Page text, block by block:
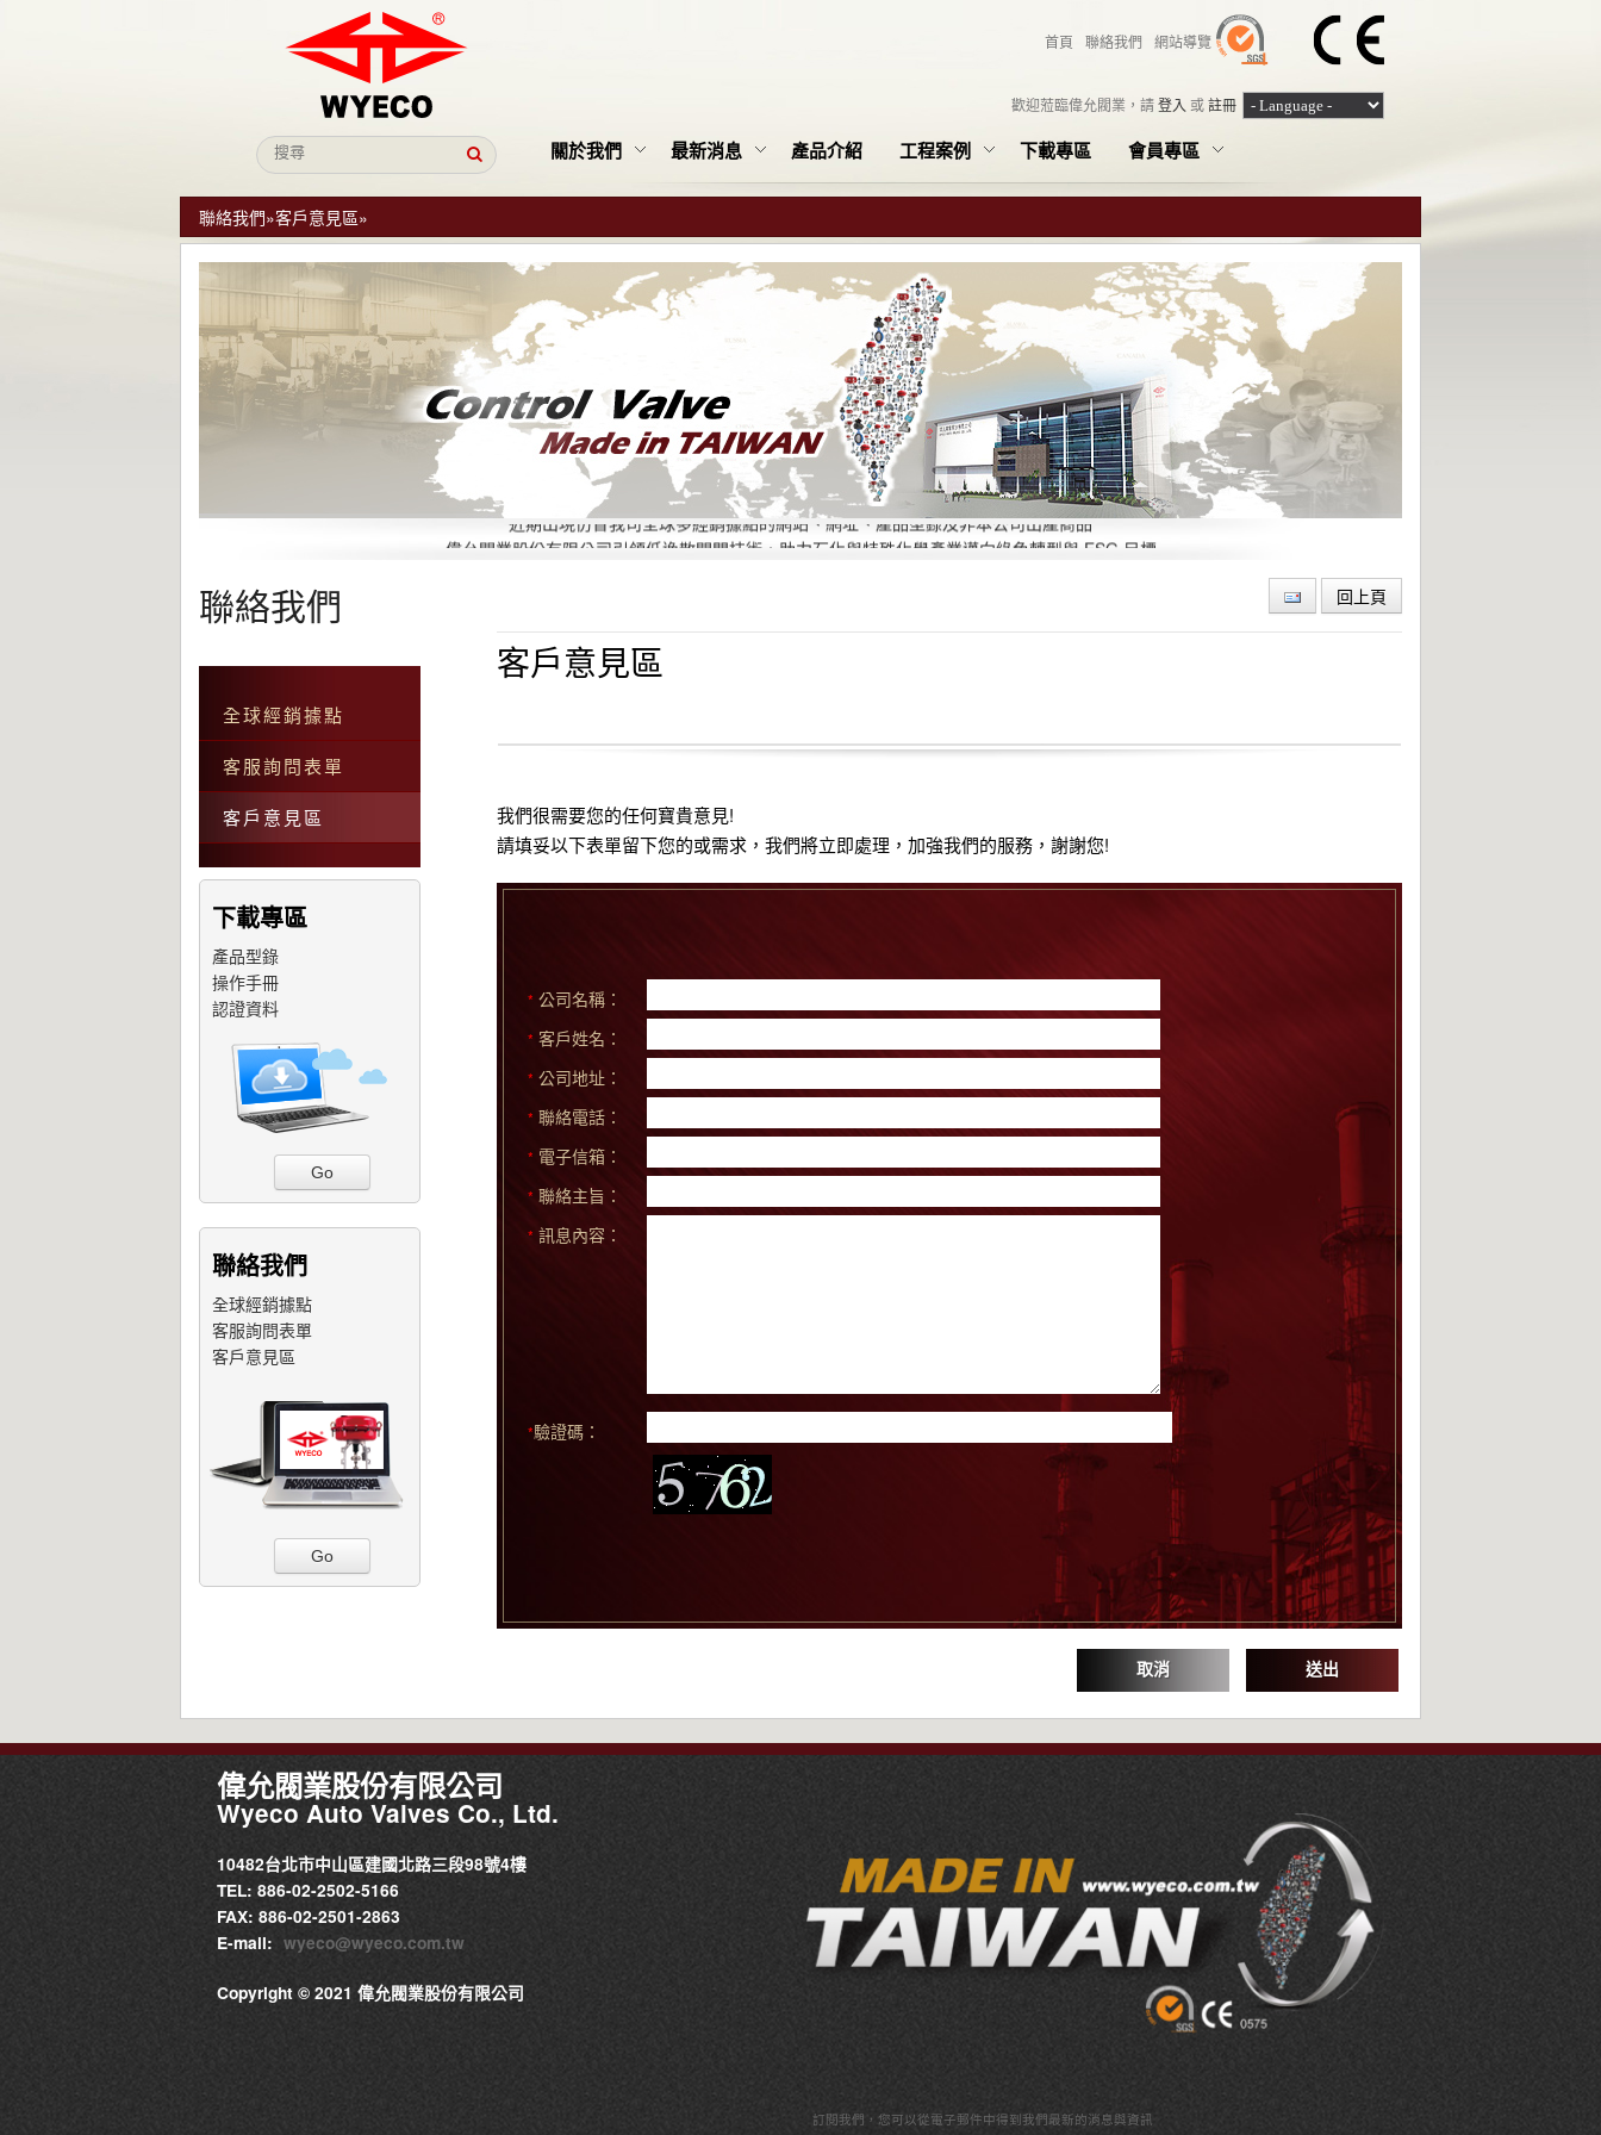
首頁 聯絡我們 網站導覽
歡迎蒞臨偉允閥業， 請登入 或註冊
關於我們 最新消息 產品介紹 工程案例 下載專區 會員專區
聯絡我們»客戶意見區»
本公司名義遭冒用之聲明
近期出現仿冒我司全球多經銷據點的網站、網址、產品型錄及非本公司出產商品
偉允閥業股份有限公司引領低逸散閥門技術，助力石化與特殊化學產業邁向綠色轉型與 ESG 目標
回上頁
客戶意見區
我們很需要您的任何寶貴意見!
請填妥以下表單留下您的或需求，我們將立即處理，加強我們的服務，謝謝您!
* 公司名稱：
* 客戶姓名：
* 公司地址：
* 聯絡電話：
* 電子信箱：
* 聯絡主旨：
* 訊息內容：
*驗證碼：
取消 送出
聯絡我們
全球經銷據點
客服詢問表單
客戶意見區
下載專區
產品型錄
操作手冊
認證資料
Go
聯絡我們
全球經銷據點
客服詢問表單
客戶意見區
Go
偉允閥業股份有限公司
Wyeco Auto Valves Co., Ltd.
10482台北市中山區建國北路三段98號4樓
TEL: 886-02-2502-5166
FAX: 886-02-2501-2863
E-mail: wyeco@wyeco.com.tw
Copyright © 2021 偉允閥業股份有限公司
訂閱我們， 您可以從電子郵件中得到我們最新的消息與資訊